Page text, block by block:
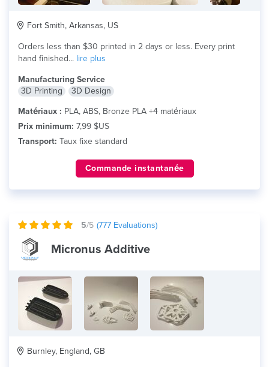
Fort Smith, Arkansas, US
Orders less than $30 printed in 2 days or less. Every print
hand finished... lire plus
Manufacturing Service
3D Printing
3D Design
Matériaux : PLA, ABS, Bronze PLA +4 matériaux
Prix minimum: 7,99 $US
Transport: Taux fixe standard
Commande instantanée
5/5 (777 Evaluations)
Micronus Additive
Burnley, England, GB